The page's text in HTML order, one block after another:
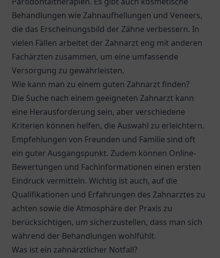
Behandlungen wie Zahnaufhellungen und Veneers,
die das Erscheinungsbild der Zähne verbessern. In
vielen Fällen arbeitet der Zahnarzt eng mit anderen
Fachärzten zusammen, um eine umfassende
Versorgung zu gewährleisten.
Wie kann man zu einem guten Zahnarzt finden?
Die Suche nach einem geeigneten Zahnarzt kann
eine Herausforderung sein, aber verschiedene
Kriterien können helfen, die Auswahl zu erleichtern.
Empfehlungen von Freunden und Familie sind oft
ein guter Ausgangspunkt. Zudem können Online-
Bewertungen und Fachinformationen einen ersten
Eindruck vermitteln. Wichtig ist auch, auf die
Qualifikationen und Erfahrungen des Zahnarztes zu
achten sowie die Atmosphäre der Praxis zu
berücksichtigen, um sicherzustellen, dass man sich
während der Behandlungen wohlfühlt.
Was ist ein zahnärztlicher Notfall?